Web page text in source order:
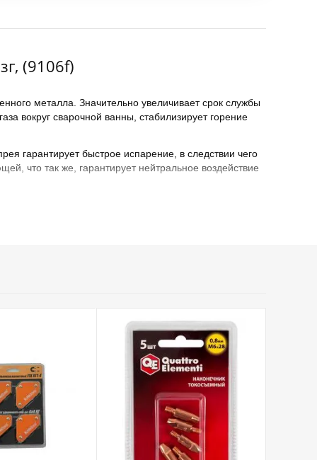
(9106f)
металла. Значительно увеличивает срок службы
вокруг сварочной ванны, стабилизирует горение
гарантирует быстрое испарение, в следствии чего
что так же, гарантирует нейтральное воздействие
что поверхность уже обработана данным
наносить на холодные металлические